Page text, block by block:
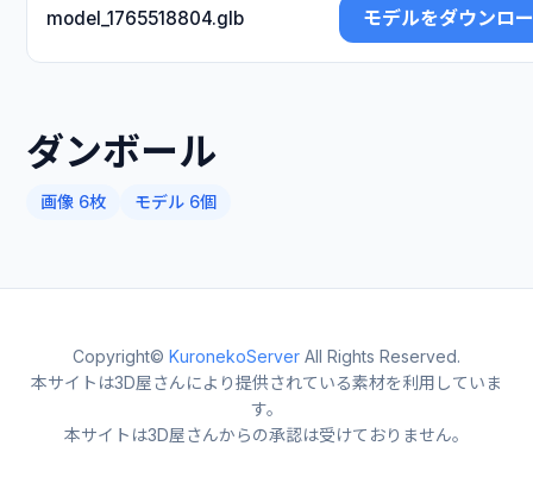
model_1765518804.glb モデルをダウンロ
ダンボール
画像 6枚 モデル 6個
Copyright© KuronekoServer All Rights Reserved.
本サイトは3D屋さんにより提供されている素材を利用していま
す。
本サイトは3D屋さんからの承認は受けておりません。